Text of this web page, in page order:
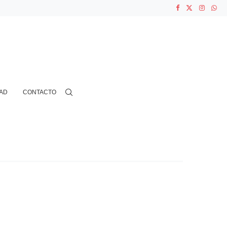
CONTACTO